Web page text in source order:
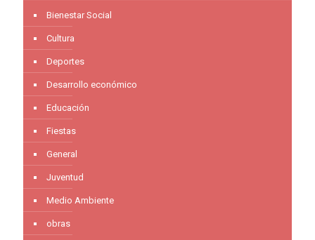
Bienestar Social
Cultura
Deportes
Desarrollo económico
Educación
Fiestas
General
Juventud
Medio Ambiente
obras